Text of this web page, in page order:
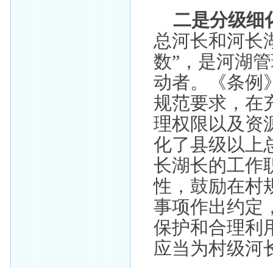
二是分级细
总河长和河长
数”，是河湖
动者。《条例
规范要求，在
理权限以及资
化了县级以上
长湖长的工作
性，鼓励在村
事项作出约定
保护和合理利
应当为村级河